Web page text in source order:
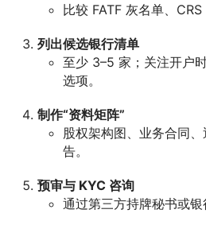
比较 FATF 灰名单、CRS
列出候选银行清单
至少 3–5 家；关注开户
选项。
制作“资料矩阵”
股权架构图、业务合同
告。
预审与 KYC 咨询
通过第三方持牌秘书或银